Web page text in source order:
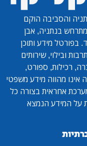
והסביבה הוקם
בנתניה, אבן
בפורטל מידע ותוכן
ובילוי, שירותים
רכילות, ספורט,
אינו מהווה מידע משפטי
אחראית בצורה כל
על המידע הנמצא